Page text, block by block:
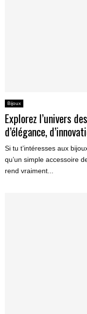
Bijoux
Explorez l’univers
d’élégance,
Si tu t’intéresses aux
qu’un simple accessoire
rend vraiment...